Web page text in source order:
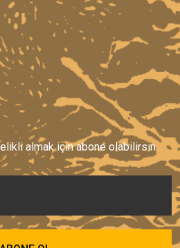
almak için abone olabilirsin.